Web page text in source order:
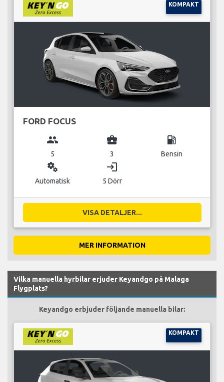
KOMPAKT
FORD FOCUS
group
5
business_center
3
local_gas_station
Bensin
miscellaneous_services
Automatisk
login
5 Dörr
VISA DETALJER...
MER INFORMATION
Vilka manuella hyrbilar erjuder Keyandgo på Malaga
Flygplats?
Keyandgo erbjuder följande manuella bilar:
KOMPAKT